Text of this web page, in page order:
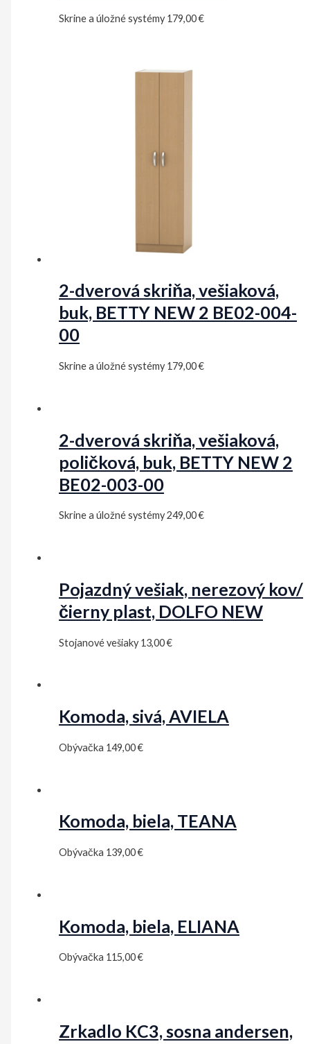
Skrine a úložné systémy179,00€
2-dverová skriňa, vešiaková,
buk, BETTY NEW 2 BE02-004-
00
Skrine a úložné systémy179,00€
2-dverová skriňa, vešiaková,
poličková, buk, BETTY NEW 2
BE02-003-00
Skrine a úložné systémy249,00€
Pojazdný vešiak, nerezový kov/
čierny plast, DOLFO NEW
Stojanové vešiaky13,00€
Komoda, sivá, AVIELA
Obývačka 149,00€
Komoda, biela, TEANA
Obývačka 139,00€
Komoda, biela, ELIANA
Obývačka 115,00€
Zrkadlo KC3, sosna andersen,